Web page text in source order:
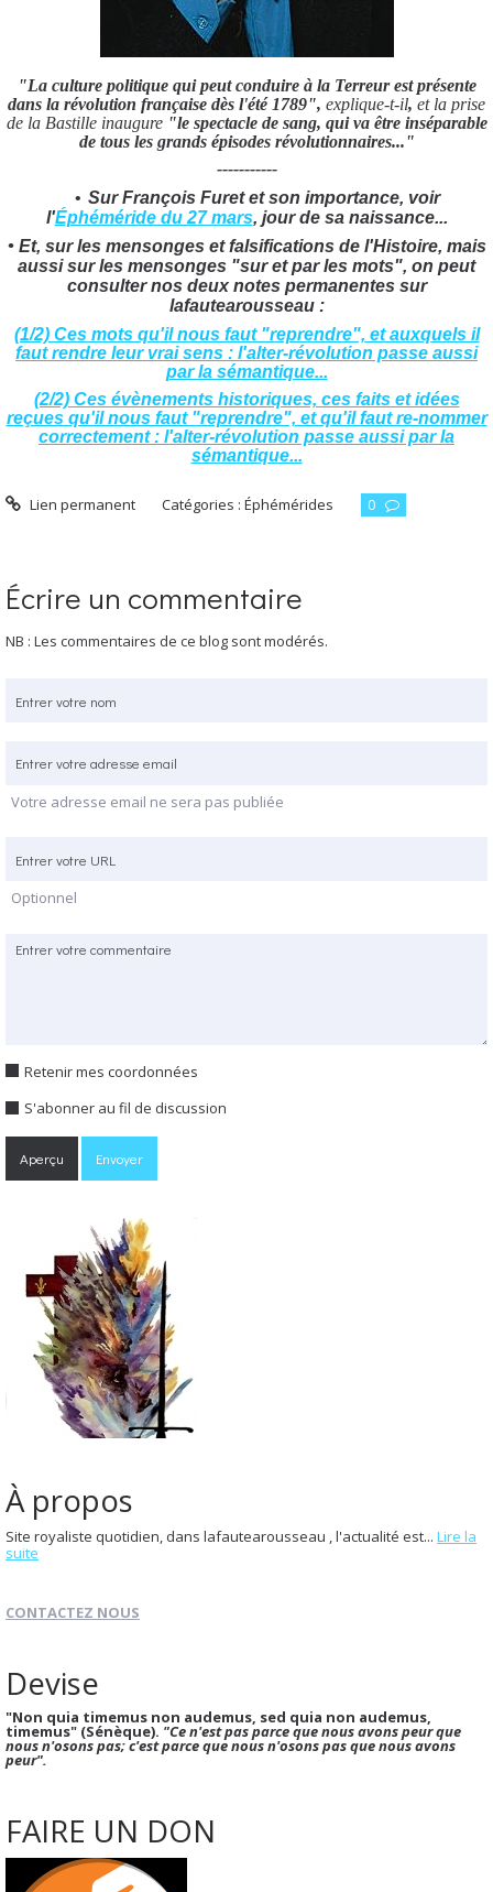
"La culture politique qui peut conduire à la Terreur est présente
dans la révolution française dès l'été 1789", explique-t-il, et la prise
de la Bastille inaugure "le spectacle de sang, qui va être inséparable
de tous les grands épisodes révolutionnaires..."
-----------
• Sur François Furet et son importance, voir
l'Éphéméride du 27 mars, jour de sa naissance...
• Et, sur les mensonges et falsifications de l'Histoire, mais
aussi sur les mensonges "sur et par les mots", on peut
consulter nos deux notes permanentes sur
lafautearousseau :
(1/2) Ces mots qu'il nous faut "reprendre", et auxquels il
faut rendre leur vrai sens : l'alter-révolution passe aussi
par la sémantique...
(2/2) Ces évènements historiques, ces faits et idées
reçues qu'il nous faut "reprendre", et qu'il faut re-nommer
correctement : l'alter-révolution passe aussi par la
sémantique...
Lien permanent Catégories :Éphémérides 0
Écrire un commentaire
NB : Les commentaires de ce blog sont modérés.
Votre adresse email ne sera pas publiée
Optionnel
Retenir mes coordonnées
S'abonner au fil de discussion
À propos
Site royaliste quotidien, dans lafautearousseau , l'actualité est... Lire la
suite
CONTACTEZ NOUS
Devise
"Non quia timemus non audemus, sed quia non audemus,
timemus" (Sénèque). "Ce n'est pas parce que nous avons peur que
nous n'osons pas; c'est parce que nous n'osons pas que nous avons
peur".
FAIRE UN DON